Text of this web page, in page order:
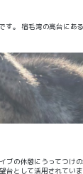
。 宿毛湾の高台にあ
の休憩にうってつけ
台として活用されていま